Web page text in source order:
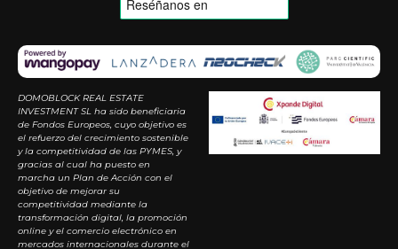
DOMOBLOCK REAL ESTATE
INVESTMENT SL ha sido beneficiaria
de Fondos Europeos, cuyo objetivo es
el refuerzo del crecimiento sostenible
y la competitividad de las PYMES, y
gracias al cual ha puesto en
marcha un Plan de Acción con el
objetivo de mejorar su
competitividad mediante la
transformación digital, la promoción
online y el comercio electrónico en
mercados internacionales durante el